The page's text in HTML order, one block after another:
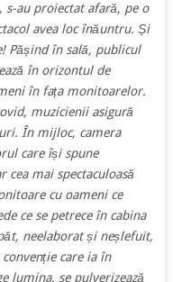
au proiectat afară, pe o
avea loc înăuntru. Și
Pășind în sală, publicul
în orizontul de
în fața monitoarelor.
muzicienii asigură
În mijloc, camera
care își spune
mai spectaculoasă
cu oameni ce
ce se petrece în cabina
neelaborat și neșlefuit,
care ia în
lumina, se pulverizează